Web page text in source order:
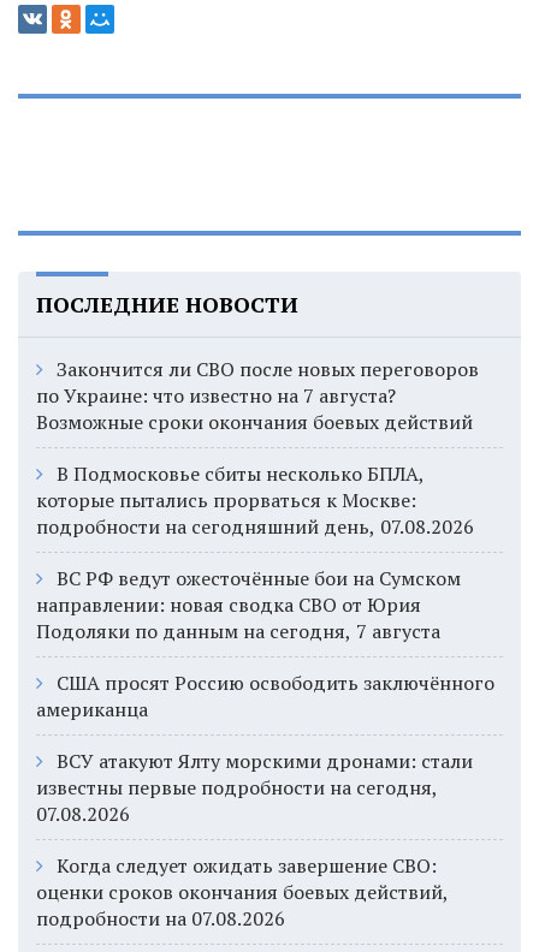
ПОСЛЕДНИЕ НОВОСТИ
Закончится ли СВО после новых переговоров
по Украине: что известно на 7 августа?
Возможные сроки окончания боевых действий
В Подмосковье сбиты несколько БПЛА,
которые пытались прорваться к Москве:
подробности на сегодняшний день, 07.08.2026
ВС РФ ведут ожесточённые бои на Сумском
направлении: новая сводка СВО от Юрия
Подоляки по данным на сегодня, 7 августа
США просят Россию освободить заключённого
американца
ВСУ атакуют Ялту морскими дронами: стали
известны первые подробности на сегодня,
07.08.2026
Когда следует ожидать завершение СВО:
оценки сроков окончания боевых действий,
подробности на 07.08.2026